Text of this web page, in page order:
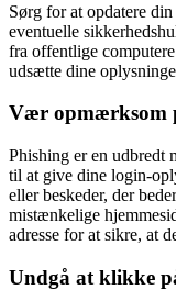
Sørg for at opdatere
eventuelle
fra offentlige
udsætte dine
Vær opmærksom
Phishing er en udbredt
til at give dine login-
eller beskeder, der
mistænkelige
adresse for at sikre, at
Undgå at klikke